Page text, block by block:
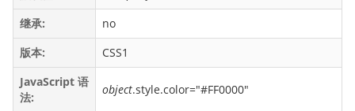
animation-play-state
animation-timing-function
appearance
backface-visibility
background
继承:
no
版本:
CSS1
JavaScript 语
法:
object.style.color="#FF0000"